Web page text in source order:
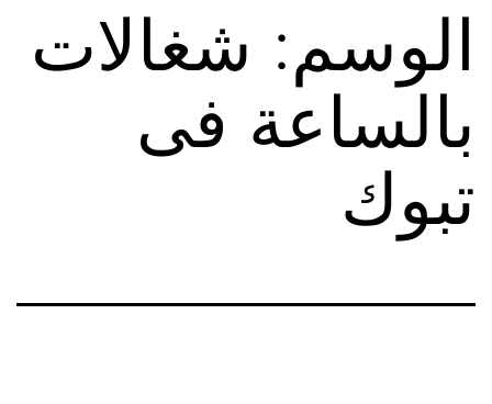
الوسم: شغالات
بالساعة فى
تبوك